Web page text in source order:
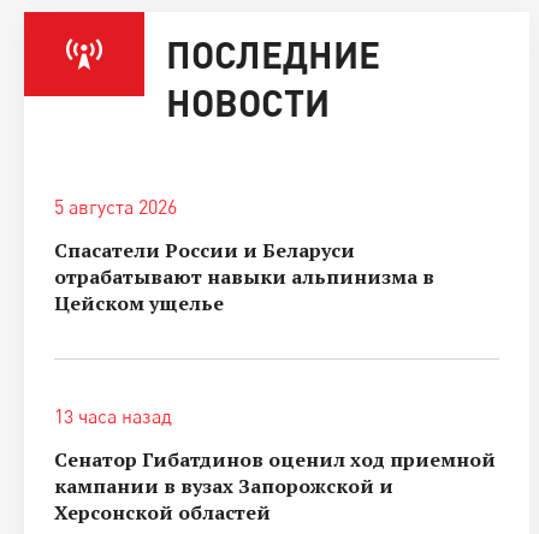
ПОСЛЕДНИЕ
НОВОСТИ
5 августа 2026
Спасатели России и Беларуси
отрабатывают навыки альпинизма в
Цейском ущелье
13 часа назад
Сенатор Гибатдинов оценил ход приемной
кампании в вузах Запорожской и
Херсонской областей